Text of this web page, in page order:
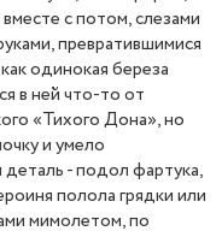
с потом, слезами
превратившимися
одинокая береза
в ней что-то от
«Тихого Дона», но
и умело
- подол фартука,
полола грядки или
мимолетом, по